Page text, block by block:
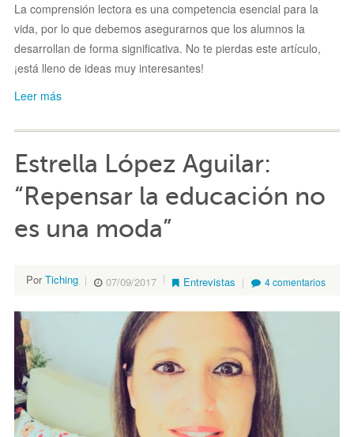
La comprensión lectora es una competencia esencial para la
vida, por lo que debemos asegurarnos que los alumnos la
desarrollan de forma significativa. No te pierdas este artículo,
¡está lleno de ideas muy interesantes!
Leer más
Estrella López Aguilar:
“Repensar la educación no
es una moda”
PorTiching 07/09/2017 Entrevistas 4 comentarios